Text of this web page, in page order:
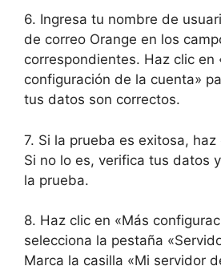
6. Ingresa tu nombre de
de correo Orange en los
correspondientes. Haz clic en
configuración de la cuenta»
tus datos son correctos.
7. Si la prueba es exitosa, haz
Si no lo es, verifica tus datos
la prueba.
8. Haz clic en «Más
selecciona la pestaña
Marca la casilla «Mi servidor